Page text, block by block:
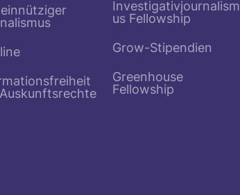
Investigativjournalism
us Fellowship
Grow-Stipendien
Greenhouse
Fellowship